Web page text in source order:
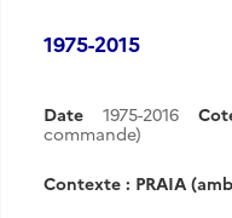
1975-2015
Date 1975-2016
commande)
Contexte : PRAIA